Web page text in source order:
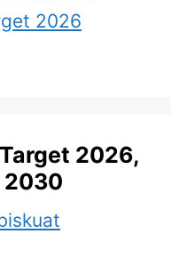
2026
2026,
2030